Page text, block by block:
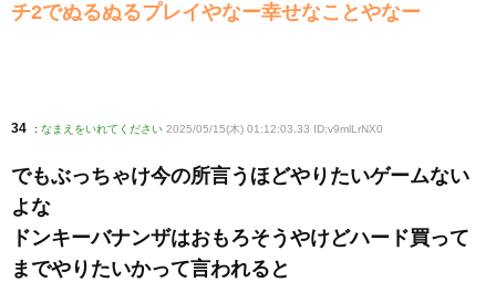
チ2でぬるぬるプレイやなー幸せなことやなー
34 : なまえをいれてください 2025/05/15(木) 01:12:03.33 ID:v9mlLrNX0
でもぶっちゃけ今の所言うほどやりたいゲームない
よな
ドンキーバナンザはおもろそうやけどハード買って
までやりたいかって言われると